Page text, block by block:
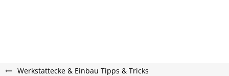
Werkstattecke & Einbau Tipps & Tricks